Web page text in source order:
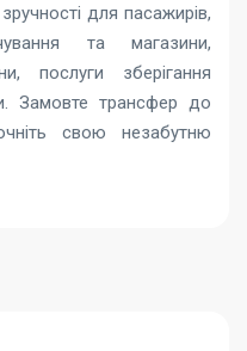
для пасажирів,
та магазини,
послуги зберігання
Замовте трансфер до
свою незабутню